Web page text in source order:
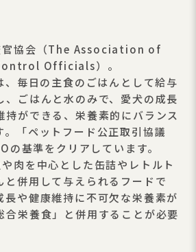
協会（The Association of
Officials）。
毎日の主食のごはんとして給与
、ごはんと水のみで、愛犬の成長
持ができる、栄養素的にバランス
。「ペットフード公正取引協議
の基準をクリアしています。
肉を中心とした缶詰やレトルト
と併用して与えられるフードで
長や健康維持に不可欠な栄養素が
合栄養食」と併用することが必要